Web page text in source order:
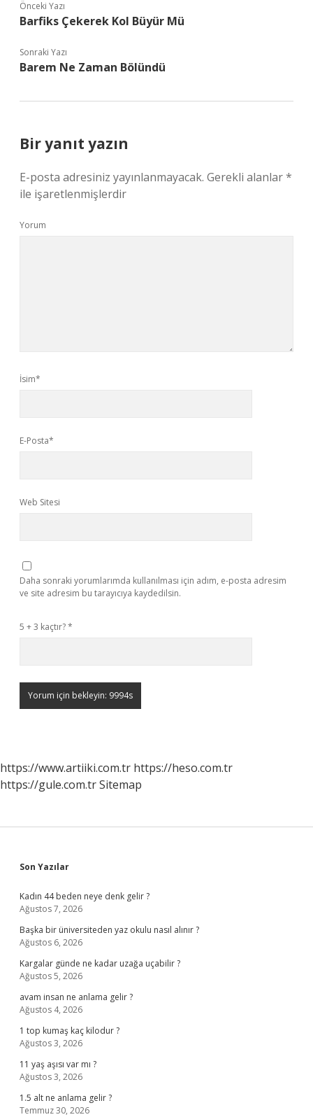
Önceki Yazı
Barfiks Çekerek Kol Büyür Mü
Sonraki Yazı
Barem Ne Zaman Bölündü
Bir yanıt yazın
E-posta adresiniz yayınlanmayacak. Gerekli alanlar*
ile işaretlenmişlerdir
Yorum
İsim*
E-Posta*
Web Sitesi
Daha sonraki yorumlarımda kullanılması için adım, e-posta adresim
ve site adresim bu tarayıcıya kaydedilsin.
5 + 3 kaçtır?*
https://www.artiiki.com.tr https://heso.com.tr
https://gule.com.trSitemap
Sidebar
Son Yazılar
Kadın 44 beden neye denk gelir ?
Ağustos 7, 2026
Başka bir üniversiteden yaz okulu nasıl alınır ?
Ağustos 6, 2026
Kargalar günde ne kadar uzağa uçabilir ?
Ağustos 5, 2026
avam insan ne anlama gelir ?
Ağustos 4, 2026
1 top kumaş kaç kilodur ?
Ağustos 3, 2026
11 yaş aşısı var mı ?
Ağustos 3, 2026
1.5 alt ne anlama gelir ?
Temmuz 30, 2026